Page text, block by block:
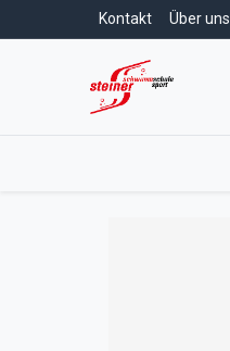
Kontakt Über uns